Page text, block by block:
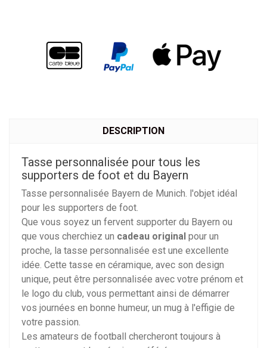
DESCRIPTION
Tasse personnalisée pour tous les
supporters de foot et du Bayern
Tasse personnalisée Bayern de Munich. l'objet idéal
pour les supporters de foot.
Que vous soyez un fervent supporter du Bayern ou
que vous cherchiez un cadeau original pour un
proche, la tasse personnalisée est une excellente
idée. Cette tasse en céramique, avec son design
unique, peut être personnalisée avec votre prénom et
le logo du club, vous permettant ainsi de démarrer
vos journées en bonne humeur, un mug à l'effigie de
votre passion.
Les amateurs de football chercheront toujours à